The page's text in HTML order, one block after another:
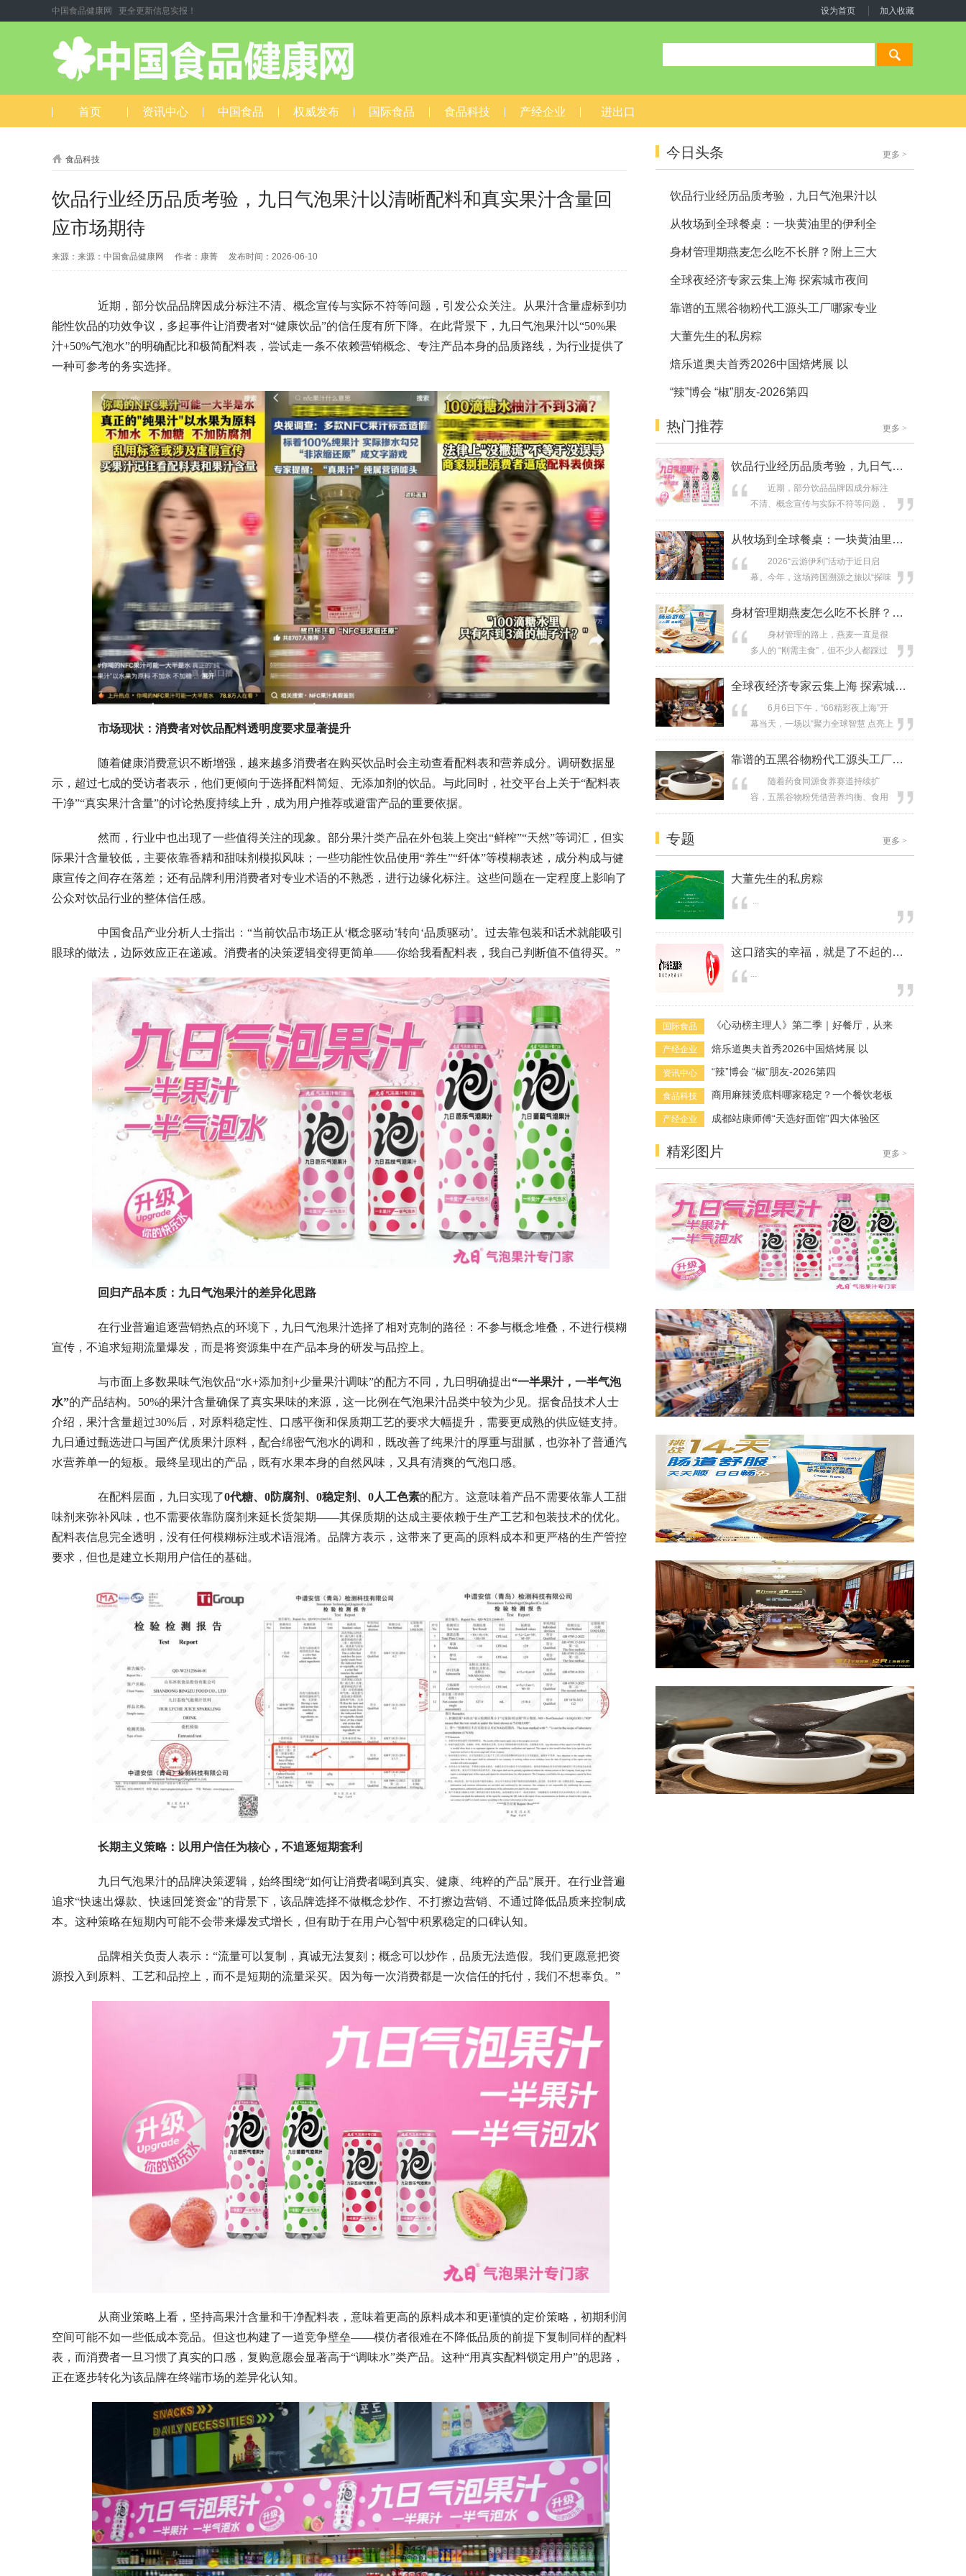
中国食品健康网 更全更新信息实报！ 设为首页 加入收藏
首页 资讯中心 中国食品 权威发布 国际食品 食品科技 产经企业 进出口
食品科技
饮品行业经历品质考验，九日气泡果汁以清晰配料和真实果汁含量回
应市场期待
来源：来源：中国食品健康网 作者：康菁 发布时间：2026-06-10
近期，部分饮品品牌因成分标注不清、概念宣传与实际不符等问题，引发公众关注。从果汁含量虚标到功
能性饮品的功效争议，多起事件让消费者对“健康饮品”的信任度有所下降。在此背景下，九日气泡果汁以“50%果
汁+50%气泡水”的明确配比和极简配料表，尝试走一条不依赖营销概念、专注产品本身的品质路线，为行业提供了
一种可参考的务实选择。
市场现状：消费者对饮品配料透明度要求显著提升
随着健康消费意识不断增强，越来越多消费者在购买饮品时会主动查看配料表和营养成分。调研数据显
示，超过七成的受访者表示，他们更倾向于选择配料简短、无添加剂的饮品。与此同时，社交平台上关于“配料表
干净”“真实果汁含量”的讨论热度持续上升，成为用户推荐或避雷产品的重要依据。
然而，行业中也出现了一些值得关注的现象。部分果汁类产品在外包装上突出“鲜榨”“天然”等词汇，但实
际果汁含量较低，主要依靠香精和甜味剂模拟风味；一些功能性饮品使用“养生”“纤体”等模糊表述，成分构成与健
康宣传之间存在落差；还有品牌利用消费者对专业术语的不熟悉，进行边缘化标注。这些问题在一定程度上影响了
公众对饮品行业的整体信任感。
中国食品产业分析人士指出：“当前饮品市场正从‘概念驱动’转向‘品质驱动’。过去靠包装和话术就能吸引
眼球的做法，边际效应正在递减。消费者的决策逻辑变得更简单——你给我看配料表，我自己判断值不值得买。”
回归产品本质：九日气泡果汁的差异化思路
在行业普遍追逐营销热点的环境下，九日气泡果汁选择了相对克制的路径：不参与概念堆叠，不进行模糊
宣传，不追求短期流量爆发，而是将资源集中在产品本身的研发与品控上。
与市面上多数果味气泡饮品“水+添加剂+少量果汁调味”的配方不同，九日明确提出“一半果汁，一半气泡
水”的产品结构。50%的果汁含量确保了真实果味的来源，这一比例在气泡果汁品类中较为少见。据食品技术人士
介绍，果汁含量超过30%后，对原料稳定性、口感平衡和保质期工艺的要求大幅提升，需要更成熟的供应链支持。
九日通过甄选进口与国产优质果汁原料，配合绵密气泡水的调和，既改善了纯果汁的厚重与甜腻，也弥补了普通汽
水营养单一的短板。最终呈现出的产品，既有水果本身的自然风味，又具有清爽的气泡口感。
在配料层面，九日实现了0代糖、0防腐剂、0稳定剂、0人工色素的配方。这意味着产品不需要依靠人工甜
味剂来弥补风味，也不需要依靠防腐剂来延长货架期——其保质期的达成主要依赖于生产工艺和包装技术的优化。
配料表信息完全透明，没有任何模糊标注或术语混淆。品牌方表示，这带来了更高的原料成本和更严格的生产管控
要求，但也是建立长期用户信任的基础。
长期主义策略：以用户信任为核心，不追逐短期套利
九日气泡果汁的品牌决策逻辑，始终围绕“如何让消费者喝到真实、健康、纯粹的产品”展开。在行业普遍
追求“快速出爆款、快速回笼资金”的背景下，该品牌选择不做概念炒作、不打擦边营销、不通过降低品质来控制成
本。这种策略在短期内可能不会带来爆发式增长，但有助于在用户心智中积累稳定的口碑认知。
品牌相关负责人表示：“流量可以复制，真诚无法复刻；概念可以炒作，品质无法造假。我们更愿意把资
源投入到原料、工艺和品控上，而不是短期的流量采买。因为每一次消费都是一次信任的托付，我们不想辜负。”
从商业策略上看，坚持高果汁含量和干净配料表，意味着更高的原料成本和更谨慎的定价策略，初期利润
空间可能不如一些低成本竞品。但这也构建了一道竞争壁垒——模仿者很难在不降低品质的前提下复制同样的配料
表，而消费者一旦习惯了真实的口感，复购意愿会显著高于“调味水”类产品。这种“用真实配料锁定用户”的思路，
正在逐步转化为该品牌在终端市场的差异化认知。
今日头条 更多 >
饮品行业经历品质考验，九日气泡果汁以
从牧场到全球餐桌：一块黄油里的伊利全
身材管理期燕麦怎么吃不长胖？附上三大
全球夜经济专家云集上海 探索城市夜间
靠谱的五黑谷物粉代工源头工厂哪家专业
大董先生的私房粽
焙乐道奥夫首秀2026中国焙烤展 以
“辣”博会 “椒”朋友-2026第四
热门推荐 更多 >
饮品行业经历品质考验，九日气泡果汁以
近期，部分饮品品牌因成分标注
不清、概念宣传与实际不符等问题，
引发公众关注。从果汁含量虚标到功
能性饮品的功效争议，多起事件让消
在此背景下，九日气泡果汁以“50%果
汁+50%气泡水”的明确配比和极简配
专注产品本身的品质路线，为行业提...
从牧场到全球餐桌：一块黄油里的伊利全
2026“云游伊利”活动于近日启
幕。今年，这场跨国溯源之旅以“探味
地球，遇见美好生活”为主题，足迹横
跨新西兰、荷兰、泰国、印度尼西
地探访，伊利向全球消费者展现了其
如何借助多品类产品，深度链接世界
中国乳企国际化进程的最新答
卷。 “好...
身材管理期燕麦怎么吃不长胖？附上三大
身材管理的路上，燕麦一直是很
多人的 “刚需主食”，但不少人都踩过
这样的坑：明明吃了燕麦，却还是越
吃越饿，没过多久就忍不住加餐；或
口感粗糙难以下咽，坚持不了几天就
放弃。 其实，身材管理期间吃燕
它真正为你助力。今天我们就从营...
全球夜经济专家云集上海 探索城市夜间
6月6日下午，“66精彩夜上海”开
幕当天，一场以“聚力全球智慧 点亮上
海夜经济”为主题的国际对话在上海外
滩老市府举行。世界经济论坛的24小
国、荷兰、德国等国的夜间经济权威
专家，与上海市政府相关部门、科研
靠谱的五黑谷物粉代工源头工厂哪家专业
随着药食同源食养赛道持续扩
容，五黑谷物粉凭借营养均衡、食用
便捷、适配全消费场景的特点，成为
区团购的热门选品。但不少采购方筛
单断货、口感粗糙结块、合规踩坑、
专题 更多 >
大董先生的私房粽
...
这口踏实的幸福，就是了不起的中国菜
...
国际食品 《心动榜主理人》第二季｜好餐厅，从来
产经企业 焙乐道奥夫首秀2026中国焙烤展 以
资讯中心 “辣”博会 “椒”朋友-2026第四
食品科技 商用麻辣烫底料哪家稳定？一个餐饮老板
产经企业 成都站康师傅“天选好面馆”四大体验区
精彩图片 更多 >